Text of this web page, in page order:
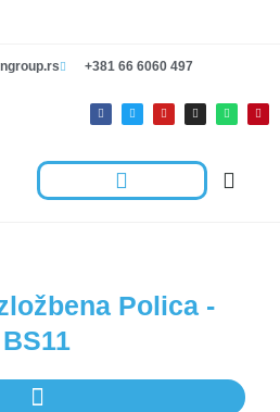
+381 66 6060 497
Polica -
BS11